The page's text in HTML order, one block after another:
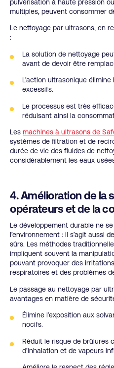
pulvérisation à haute pression
multiples, peuvent consommer
Le nettoyage par ultrasons, en
:
La solution de nettoyage
avant de devoir être
L’action ultrasonique
excessifs.
Le processus est très
réduisant ainsi la
Les machines à ultrasons de
systèmes de filtration et de
durée de vie des fluides de
considérablement les eaux
4. Amélioration de la
opérateurs et de la
Le développement durable ne
l’environnement : il s’agit aussi
sûrs. Les méthodes
impliquent souvent la
pouvant provoquer des
respiratoires et des problèmes
Le passage au nettoyage par
avantages en matière de
Élimine l’exposition aux
nocifs.
Réduit le risque de brûlures
d’inhalation et de vapeurs